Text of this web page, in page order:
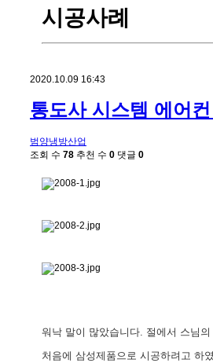
시공사례
2020.10.09 16:43
통도사 시스템 에어컨
범양냉방산업
조회 수 78 추천 수 0 댓글 0
워낙 말이 많았습니다. 절에서 스님
처음에 삼성제품으로 시공하려고 하